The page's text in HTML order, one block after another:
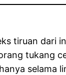
tiruan dari
tukang
selama